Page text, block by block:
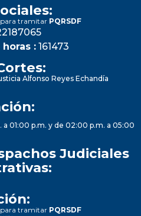
para tramitar PQRSDF
: 161473
Alfonso Reyes Echandía
01:00 p.m. y de 02:00 p.m. a 05:00
Judiciales
para tramitar PQRSDF